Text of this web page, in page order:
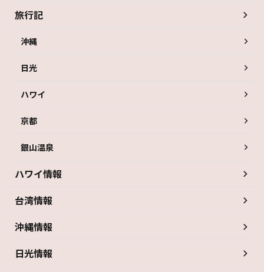
旅行記
沖縄
日光
ハワイ
京都
銀山温泉
ハワイ情報
台湾情報
沖縄情報
日光情報